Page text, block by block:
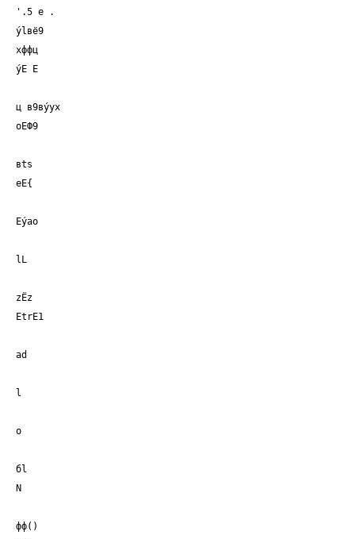
'.5 е .
ýlвё9
хффц
ýЕ Е
ц в9вýух
оЕФ9
вts
еЕ{
Еýао
lL
zЁz
EtrE1
аd
l
о
бl
N
фф()